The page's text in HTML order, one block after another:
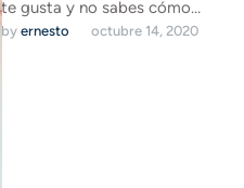
te gusta y no sabes cómo
eliminarlo? Te contamos qué
by ernesto octubre 14, 2020